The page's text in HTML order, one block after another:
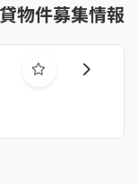
物件募集情報